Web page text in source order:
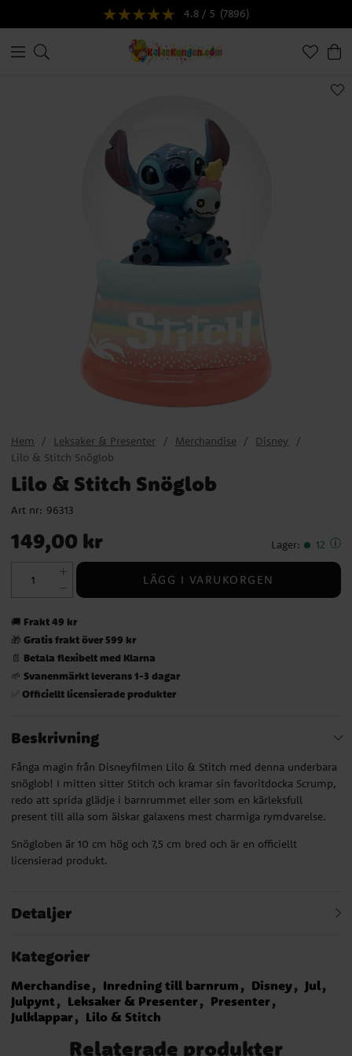
4.8 / 5 (7896)
Hem Leksaker & Presenter Merchandise
Disney
Lilo & Stitch Snöglob
Lilo & Stitch Snöglob
Art nr: 96313
Pris :149,00 kr
149,00 kr Lager: 12
LÄGG I VARUKORGEN
🚚 Frakt 49 kr
🎁 Gratis frakt över 599 kr
📄 Betala flexibelt med Klarna
🌱 Svanenmärkt leverans 1-3 dagar
✅ Officiellt licensierade produkter
Beskrivning
Fånga magin från Disneyfilmen Lilo & Stitch med denna underbara
snöglob! I mitten sitter Stitch och kramar sin favoritdocka Scrump,
redo att sprida glädje i barnrummet eller som en kärleksfull
present till alla som älskar galaxens mest charmiga rymdvarelse.
Snögloben är 10 cm hög och 7,5 cm bred och är en officiellt
licensierad produkt.
Detaljer
Kategorier
Merchandise Inredning till barnrum Disney
Jul
Julpynt
Leksaker & Presenter
Presenter
Julklappar
Lilo & Stitch
Relaterade produkter